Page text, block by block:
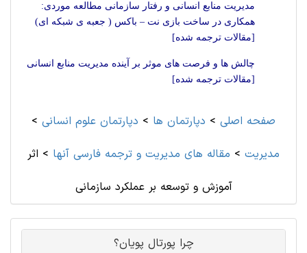
مدیریت منابع انسانی و رفتار سازمانی مطالعه موردی:
همکاری در ساخت بازی نت – باکس ( جعبه ی شبکه ای)
[مقالات ترجمه شده]
چالش ها و فرصت های موثر بر آینده مدیریت منابع انسانی
[مقالات ترجمه شده]
صفحه اصلی > دپارتمان ها > دپارتمان علوم انسانی >
مديريت > مقاله های مديريت و ترجمه فارسی آنها > اثر
آموزش و توسعه بر عملکرد سازمانی
چرا پورتال پویان؟